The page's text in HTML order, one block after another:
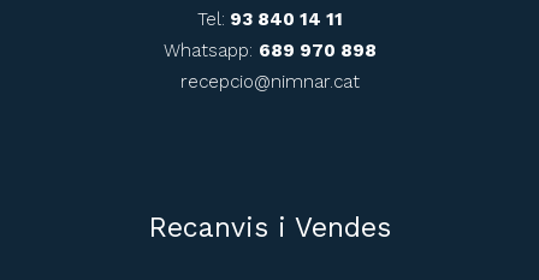
Tel: 93 840 14 11
Whatsapp: 689 970 898
recepcio@nimnar.cat
Recanvis i Vendes